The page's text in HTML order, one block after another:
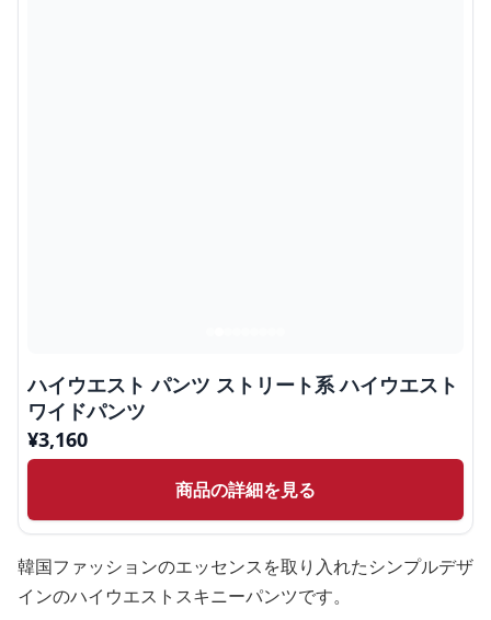
ハイウエスト パンツ ストリート系 ハイウエスト
ワイドパンツ
¥3,160
商品の詳細を見る
韓国ファッションのエッセンスを取り入れたシンプルデザ
インのハイウエストスキニーパンツです。